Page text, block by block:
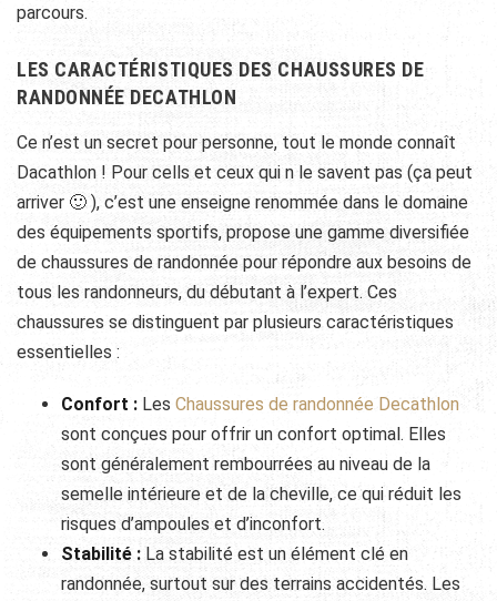
parcours.
LES CARACTÉRISTIQUES DES CHAUSSURES DE
RANDONNÉE DECATHLON
Ce n’est un secret pour personne, tout le monde connaît
Dacathlon ! Pour cells et ceux qui n le savent pas (ça peut
arriver 🙂 ), c’est une enseigne renommée dans le domaine
des équipements sportifs, propose une gamme diversifiée
de chaussures de randonnée pour répondre aux besoins de
tous les randonneurs, du débutant à l’expert. Ces
chaussures se distinguent par plusieurs caractéristiques
essentielles :
Confort : Les Chaussures de randonnée Decathlon
sont conçues pour offrir un confort optimal. Elles
sont généralement rembourrées au niveau de la
semelle intérieure et de la cheville, ce qui réduit les
risques d’ampoules et d’inconfort.
Stabilité : La stabilité est un élément clé en
randonnée, surtout sur des terrains accidentés. Les